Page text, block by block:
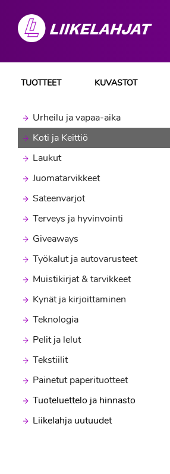
TUOTTEET KUVASTOT
Urheilu ja vapaa-aika
Koti ja Keittiö
Laukut
Juomatarvikkeet
Sateenvarjot
Terveys ja hyvinvointi
Giveaways
Työkalut ja autovarusteet
Muistikirjat & tarvikkeet
Kynät ja kirjoittaminen
Teknologia
Pelit ja lelut
Tekstiilit
Painetut paperituotteet
Tuoteluettelo ja hinnasto
Liikelahja uutuudet